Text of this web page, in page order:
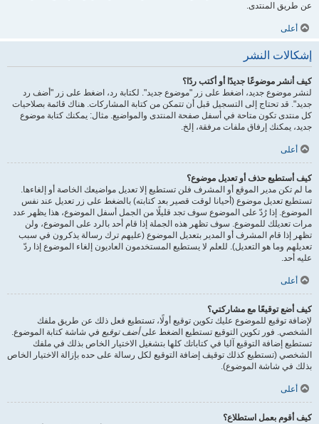
عن طريق المنتدى.
أعلى
إشكالات النشر
كيف أنشر موضوعًا جديدًا أو أكتب ردًا؟
لنشر موضوع جديد، اضغط على زر "موضوع جديد". لكتابة رد، اضغط على زر "أضف رد
جديد". قد تحتاج إلى التسجيل قبل أن تتمكن من كتابة المشاركات. هناك قائمة بصلاحيات
كل منتدى تكون متاحة في أسفل صفحة المنتدى والمواضيع. مثال: يمكنك كتابة موضوع
جديد، يمكنك إرفاق ملفات مرفقة، إلخ.
أعلى
كيف أستطيع حذف أو تعديل موضوع؟
ما لم تكن مدير الموقع أو المشرف فلن تستطيع إلا تعديل مواضيعك الخاصة أو إلغاءها.
تستطيع تعديل موضوع (أحيانا لوقت قصير بعد كتابته) بالضغط على زر تعديل عند نفس
الموضوع. إذا رُدّ على الموضوع سوف تجد قليلًا من الجمل أسفل الموضوع، هذا يظهر عدد
مرات تعديلك للموضوع. سوف تظهر هذه الجملة إذا قام أحد بالرد على الموضوع، ولن
تظهر إذا قام المشرف أو المدير بتعديل الموضوع (عليهم ترك رسالة يذكرون في سبب
تعديلهم وما هو التعديل). للعلم لا يستطيع المستخدمون العاديون إلغاء الموضوع إذا ردّ
عليه أحد.
أعلى
كيف أضع توقيعًا مع مشاركتي؟
لإضافة توقيع للموضوع عليك تكوين توقيع أولًا، تستطيع فعل ذلك عن طريق ملفك
الشخصي. فور تكوين التوقيع تستطيع الضغط علىأضف توقيع في شاشة كتابة الموضوع.
تستطيع إضافة التوقيع آليا في كتاباتك كلها بتشغيل الاختيار الخاص بذلك في ملفك
الشخصي (تستطيع كذلك توقيف إضافة التوقيع لكل رسالة على حده بإزالة الاختيار الخاص
بذلك في شاشة الموضوع).
أعلى
كيف أقوم بعمل استطلاع؟